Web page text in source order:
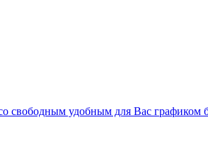
свободным удобным для Вас графиком